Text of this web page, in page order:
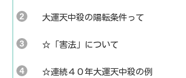
大運天中殺の陽転条件って
☆「害法」について
☆連続４０年大運天中殺の例